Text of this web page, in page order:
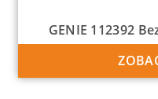
GENIE 112392